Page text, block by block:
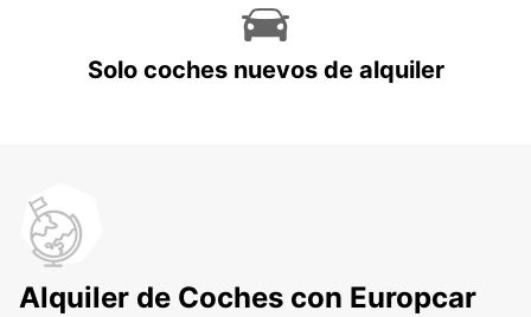
Solo coches nuevos de alquiler
Alquiler de Coches con Europcar